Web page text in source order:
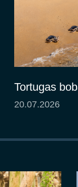
Tortugas
20.07.2026